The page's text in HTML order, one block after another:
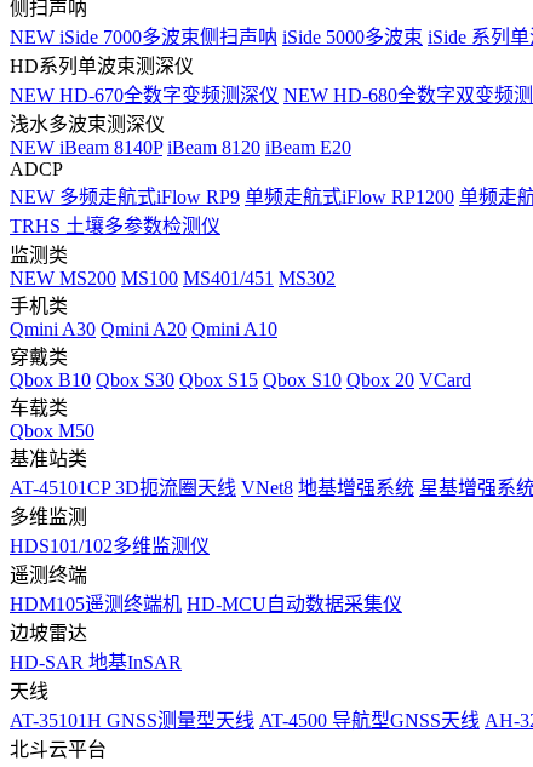
侧扫声呐
NEW iSide 7000多波束侧扫声呐 iSide 5000多波束 iSide 系列
HD系列单波束测深仪
NEW HD-670全数字变频测深仪 NEW HD-680全数字双变频
浅水多波束测深仪
NEW iBeam 8140P iBeam 8120 iBeam E20
ADCP
NEW 多频走航式iFlow RP9 单频走航式iFlow RP1200 单频走
TRHS 土壤多参数检测仪
监测类
NEW MS200 MS100 MS401/451 MS302
手机类
Qmini A30 Qmini A20 Qmini A10
穿戴类
Qbox B10 Qbox S30 Qbox S15 Qbox S10 Qbox 20 VCard
车载类
Qbox M50
基准站类
AT-45101CP 3D扼流圈天线 VNet8 地基增强系统 星基增强系
多维监测
HDS101/102多维监测仪
遥测终端
HDM105遥测终端机 HD-MCU自动数据采集仪
边坡雷达
HD-SAR 地基InSAR
天线
AT-35101H GNSS测量型天线 AT-4500 导航型GNSS天线 AH-
北斗云平台